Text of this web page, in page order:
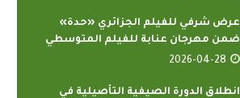
عرض شرفي للفيلم الجزائري «حدة»
ضمن مهرجان عنابة للفيلم المتوسطي
2026-04-28
انطلاق الدورة الصيفية التأصيلية في